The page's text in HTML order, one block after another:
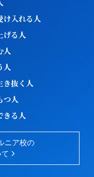
け入れる人
げる人
人
人
き抜く人
つ人
きる人
ニア校の